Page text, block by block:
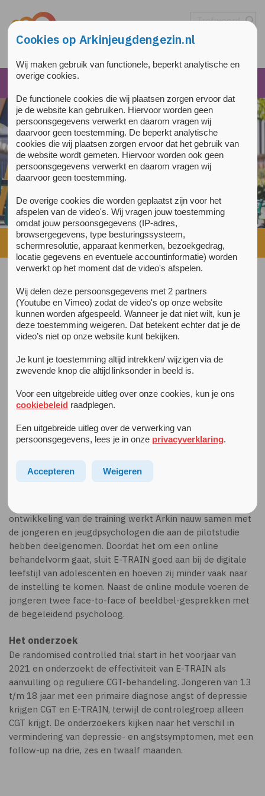
Home»Nieuwe online emotieregulatietraining E-TRAIN
Alle nieuwsberichten
14 oktober 2020
Nieuwe online emotieregulatietraining E-TRAIN
Cognitieve gedragstherapie (CGT) geldt als eerste keuze
in de behandeling van angst en depressie bij jongeren.
Voor een aanzienlijk deel van de jongeren werkt CGT
echter onvoldoende. Er is binnen deze vorm van
emotieregulatiestrategieën. Daarom ontwikkelt en
onderzoekt Arkin de nieuwe online
emotieregulatietraining E-TRAIN voor de behandeling
van jongeren met depressie of angst, als aanvulling op
Wat is E-TRAIN?
voor jongeren met een depressie of angststoornis. Bij de
ontwikkeling van de training werkt Arkin nauw samen met
de jongeren en jeugdpsychologen die aan de pilotstudie
hebben deelgenomen. Doordat het om een online
behandelvorm gaat, sluit E-TRAIN goed aan bij de digitale
leefstijl van adolescenten en hoeven zij minder vaak naar
de instelling te komen. Naast de online module voeren de
jongeren twee face-to-face of beeldbel-gesprekken met
de begeleidend psycholoog.
Het onderzoek
De randomised controlled trial start in het voorjaar van
2021 en onderzoekt de effectiviteit van E-TRAIN als
aanvulling op reguliere CGT-behandeling. Jongeren van 13
t/m 18 jaar met een primaire diagnose angst of depressie
krijgen CGT en E-TRAIN, terwijl de controlegroep alleen
CGT krijgt. De onderzoekers kijken naar het verschil in
vermindering van depressie- en angstsymptomen, met een
follow-up na drie, zes en twaalf maanden.
Cookies op Arkinjeugdengezin.nl
Wij maken gebruik van functionele, beperkt analytische en
overige cookies.
De functionele cookies die wij plaatsen zorgen ervoor dat
je de website kan gebruiken. Hiervoor worden geen
persoonsgegevens verwerkt en daarom vragen wij
daarvoor geen toestemming. De beperkt analytische
cookies die wij plaatsen zorgen ervoor dat het gebruik van
de website wordt gemeten. Hiervoor worden ook geen
persoonsgegevens verwerkt en daarom vragen wij
daarvoor geen toestemming.
De overige cookies die worden geplaatst zijn voor het
afspelen van de video's. Wij vragen jouw toestemming
omdat jouw persoonsgegevens (IP-adres,
browsergegevens, type besturingssysteem,
schermresolutie, apparaat kenmerken, bezoekgedrag,
locatie gegevens en eventuele accountinformatie) worden
verwerkt op het moment dat de video's afspelen.
Wij delen deze persoonsgegevens met 2 partners
(Youtube en Vimeo) zodat de video's op onze website
kunnen worden afgespeeld. Wanneer je dat niet wilt, kun je
deze toestemming weigeren. Dat betekent echter dat je de
video’s niet op onze website kunt bekijken.
Je kunt je toestemming altijd intrekken/ wijzigen via de
zwevende knop die altijd linksonder in beeld is.
Voor een uitgebreide uitleg over onze cookies, kun je ons
cookiebeleid raadplegen.
Een uitgebreide uitleg over de verwerking van
persoonsgegevens, lees je in onze privacyverklaring.
Accepteren Weigeren